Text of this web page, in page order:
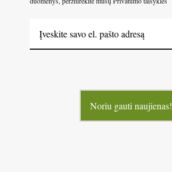
Noriu gauti naujienas!